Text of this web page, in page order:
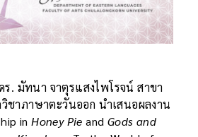
ร. มัทนา จาตุรแสงไพโรจน์ สาขา
าภาษาตะวันออก นำเสนอผลงาน
inHoney Pieand Gods and